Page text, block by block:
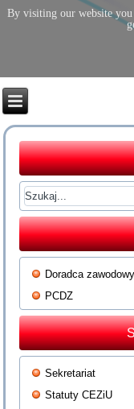
Doradca zawodowy
PCDZ
Sekretariat
Statuty CEZiU
By visiting our website you